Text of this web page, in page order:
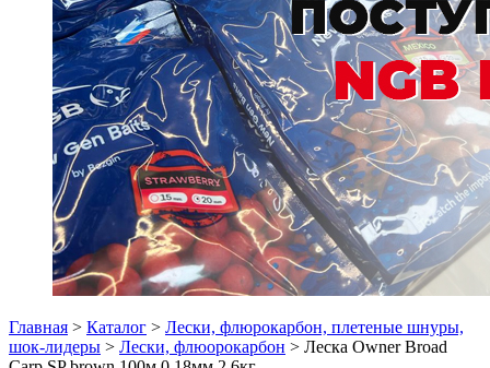
Главная > Каталог > Лески, флюрокарбон, плетеные шнуры,
шок-лидеры > Лески, флюорокарбон > Леска Owner Broad